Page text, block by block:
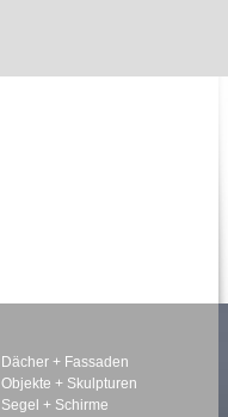
Dächer + Fassaden
Objekte + Skulpturen
Segel + Schirme